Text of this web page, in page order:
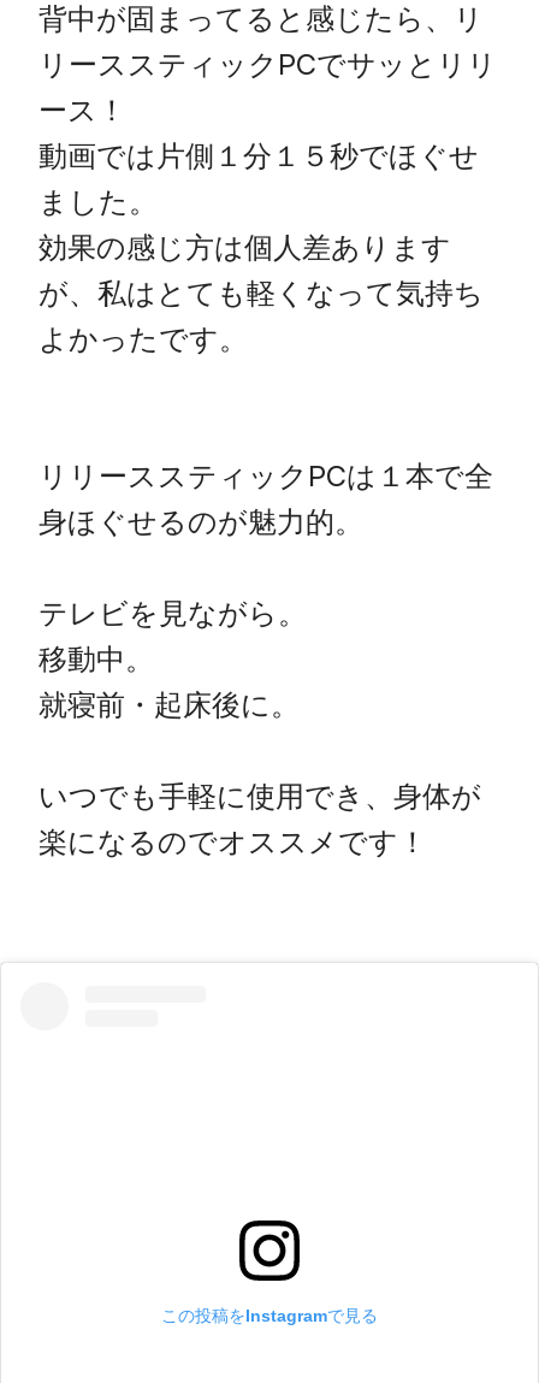
背中が固まってると感じたら、リ
リーススティックPCでサッとリリ
ース！
動画では片側１分１５秒でほぐせ
ました。
効果の感じ方は個人差あります
が、私はとても軽くなって気持ち
よかったです。
リリーススティックPCは１本で全
身ほぐせるのが魅力的。
テレビを見ながら。
移動中。
就寝前・起床後に。
いつでも手軽に使用でき、身体が
この投稿をInstagramで見る